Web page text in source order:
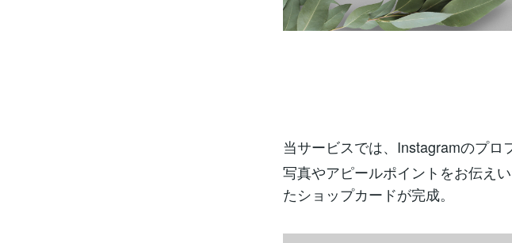
当サービスでは、Instagramのプロ
写真やアピールポイントをお伝え
たショップカードが完成。